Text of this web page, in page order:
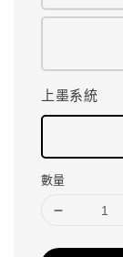
上墨系統
數量